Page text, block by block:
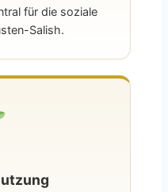
für die soziale
Salish.